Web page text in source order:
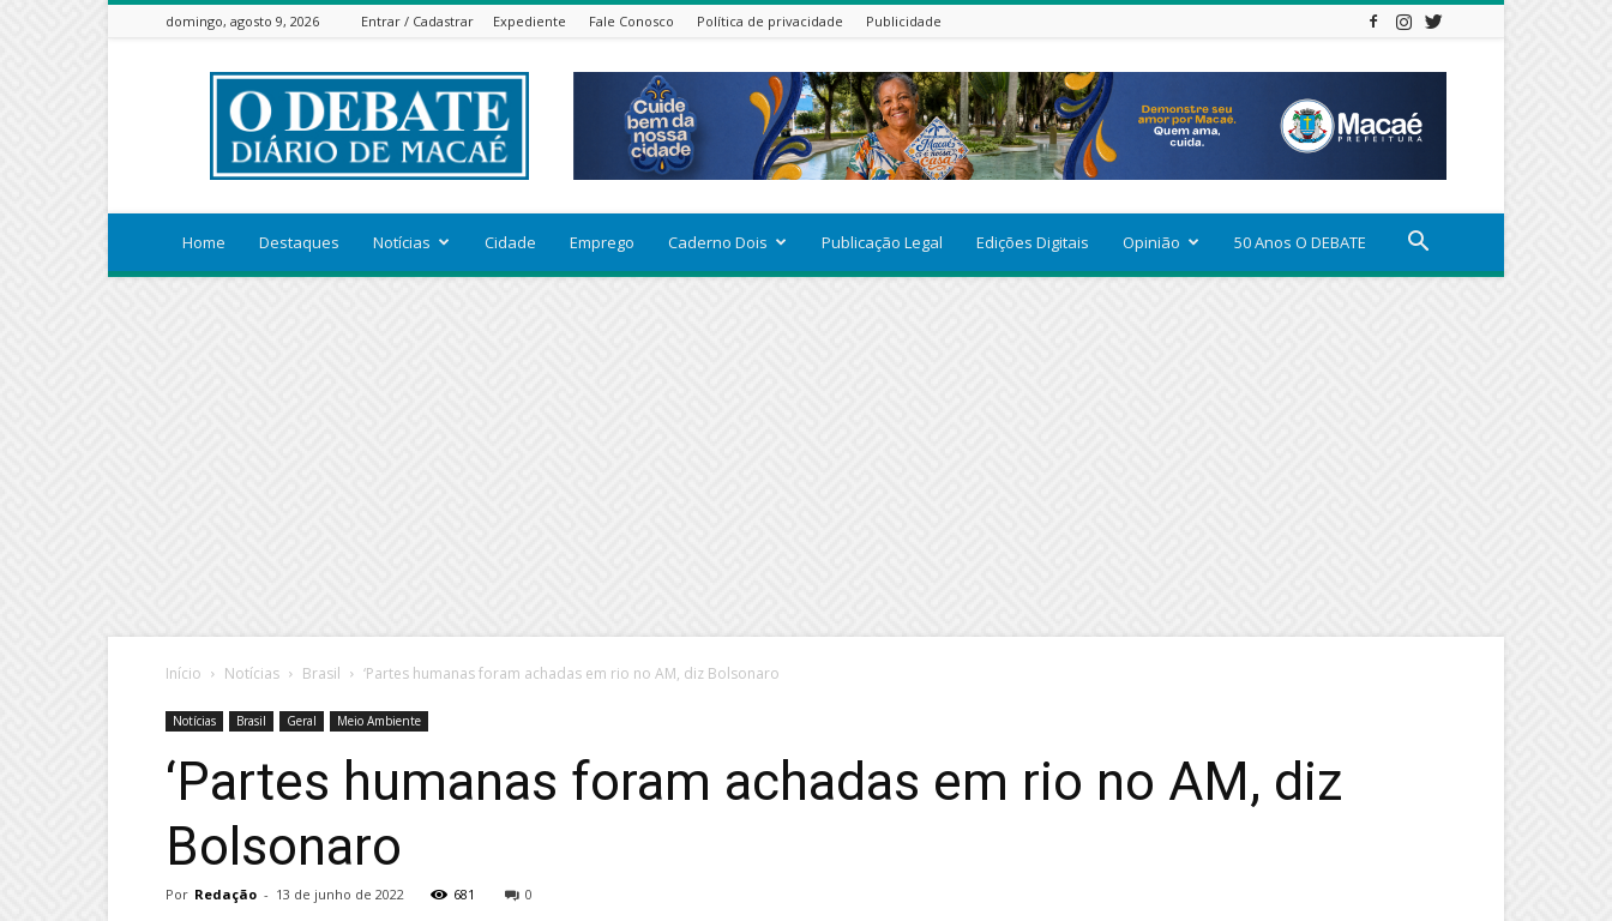
domingo, agosto 9, 2026 Entrar / Cadastrar Expediente Fale Conosco Política de privacidade Publicidade
ODEBATEON
Home Destaques Notícias Cidade Emprego Caderno Dois Publicação Legal Edições Digitais Opinião 50 Anos O DEBATE
Início Notícias Brasil ‘Partes humanas foram achadas em rio no AM, diz Bolsonaro
Notícias Brasil Geral Meio Ambiente
‘Partes humanas foram achadas em rio no AM, diz
Bolsonaro
Por Redação - 13 de junho de 2022 681 0